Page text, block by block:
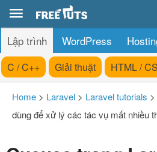
Lập trình WordPress
C / C++ Giải thuật HTML /
Home > Laravel > Laravel tutorials >
dùng để xử lý các tác vụ mất nhiều